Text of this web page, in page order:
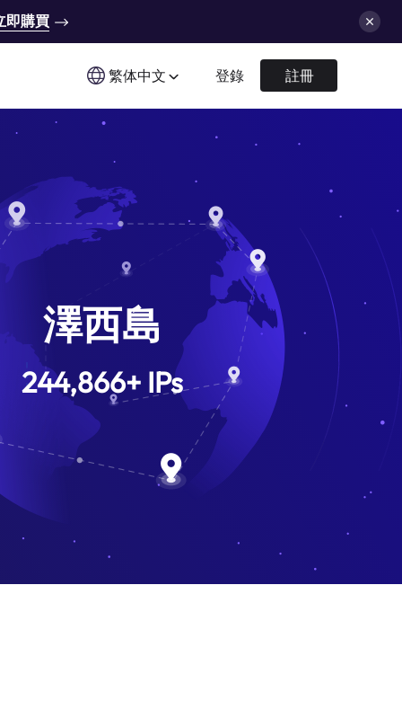
即購買
繁体中文 登錄 註冊
澤西島
244,866+IPs